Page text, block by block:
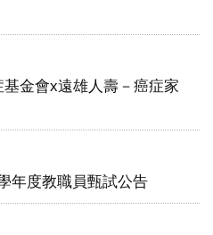
基金會x遠雄人壽－癌症家
年度教職員甄試公告